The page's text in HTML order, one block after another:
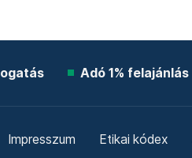
Adó 1% felajánlás
Impresszum Etikai kódex